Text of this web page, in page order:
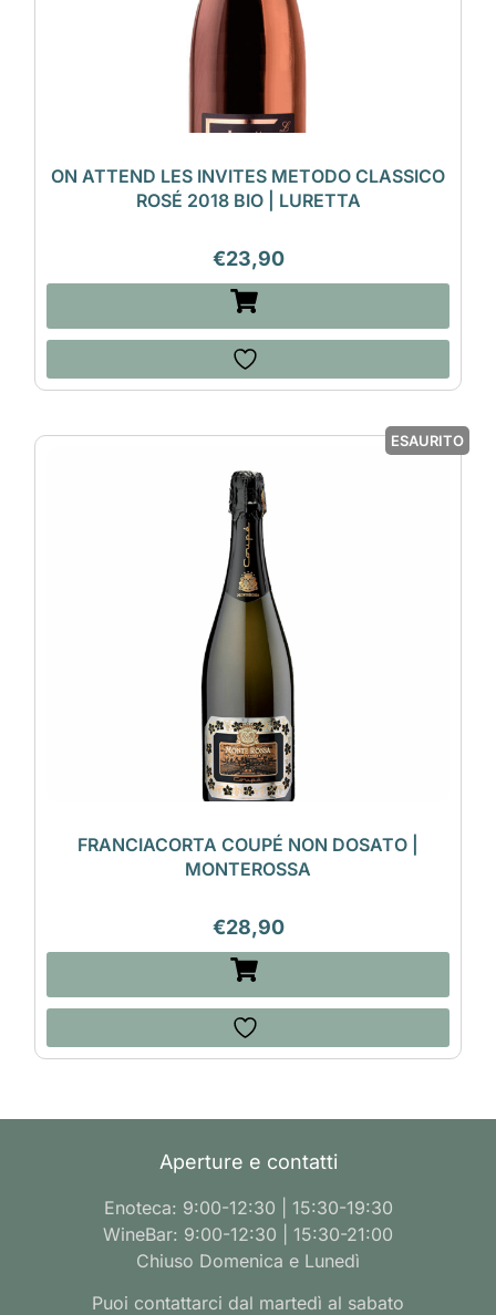
ON ATTEND LES INVITES METODO CLASSICO
ROSÉ 2018 BIO | LURETTA
€23,90
ESAURITO
FRANCIACORTA COUPÉ NON DOSATO |
MONTEROSSA
€28,90
Aperture e contatti
Enoteca: 9:00-12:30 | 15:30-19:30
WineBar: 9:00-12:30 | 15:30-21:00
Chiuso Domenica e Lunedì
Puoi contattarci dal martedì al sabato